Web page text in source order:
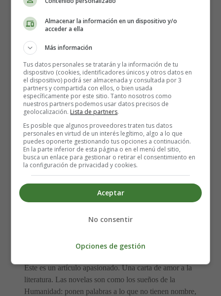
existencias; porque restaña, por tanto, la herida del vivir,
el mal oscuro. Pero no quiero ponerme trascendente: lo
que sí sé es que las novelas me han dado muchas vidas.
He visitado cientos de mundos, he sido dama victoriana,
rey medieval y bucanero. He conocido el odio y el amor,
la aventura y el vértigo.
Todos tenemos un libro que nos espera, de la misma
manera que a todos nos aguarda un amor en algún sitio:
la cosa es descubrirlo. Los que no disfrutan con la lectura
son aquellos que no han encontrado aún ese libro, esa
obra que les atraparía y les dejaría temblorosos y
exhaustos, como siempre dejan las grandes pasiones. Lo
siento por ellos.Los editores acaban de lanzar una
en este país sólo lee a diario un 18% de la población,
mientras que todos los días se aceporran con la televisión
años jamás leen nada. Me pregunto sinceramente cómo
se me antoja mucho más gris y más mezquina.
Este es un artículo apasionado. Una carta de amor a la
literatura. Las novelas son como los sueños de la
Humanidad: ponen palabras a lo que no tienen nombre,
Almacenar la información en un dispositivo y/o
acceder a ella
Más información
Tus datos personales se tratarán y la información de tu
dispositivo (cookies, identificadores únicos y otros datos en
el dispositivo) podrá ser almacenada y consultada por 3
partners y compartida con ellos, o bien usada
específicamente por este sitio. Tanto nosotros como
nuestros partners podemos usar datos precisos de
geolocalización. Lista de partners.
Es posible que algunos proveedores traten tus datos
personales en virtud de un interés legítimo, algo a lo que
puedes oponerte gestionando tus opciones a continuación.
En la parte inferior de esta página o en el menú del sitio,
busca un enlace para gestionar o retirar el consentimiento en
la configuración de privacidad y cookies.
Aceptar
No consentir
Opciones de gestión